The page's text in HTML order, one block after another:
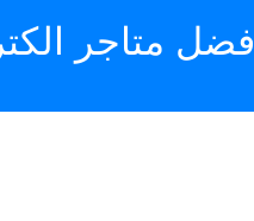
افضل متاجر